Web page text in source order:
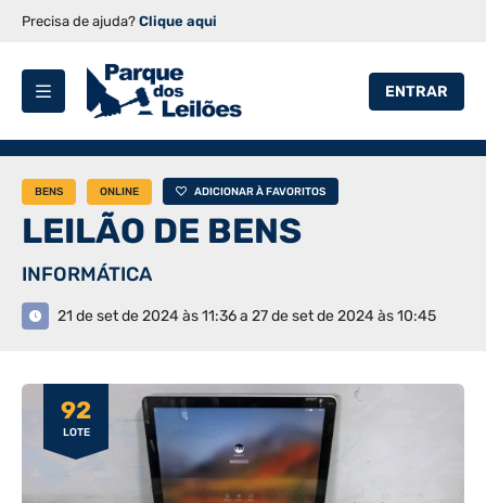
Precisa de ajuda? Clique aqui
ENTRAR
BENS ONLINE ADICIONAR À FAVORITOS
LEILÃO DE BENS
INFORMÁTICA
21 de set de 2024 às 11:36 a 27 de set de 2024 às 10:45
92
LOTE